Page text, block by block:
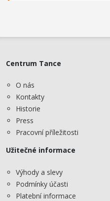
Centrum Tance
O nás
Kontakty
Historie
Press
Pracovní příležitosti
Užitečné informace
Výhody a slevy
Podmínky účasti
Platební informace